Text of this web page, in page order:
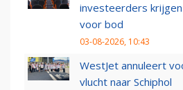
investeerders
voor bod
03-08-2026, 10:43
WestJet annuleert
vlucht naar Schiphol